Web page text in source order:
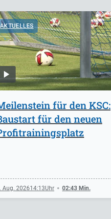
AKTUELLES
für den KSC:
für den neuen
Aug. 202614:13 02:43 Min.